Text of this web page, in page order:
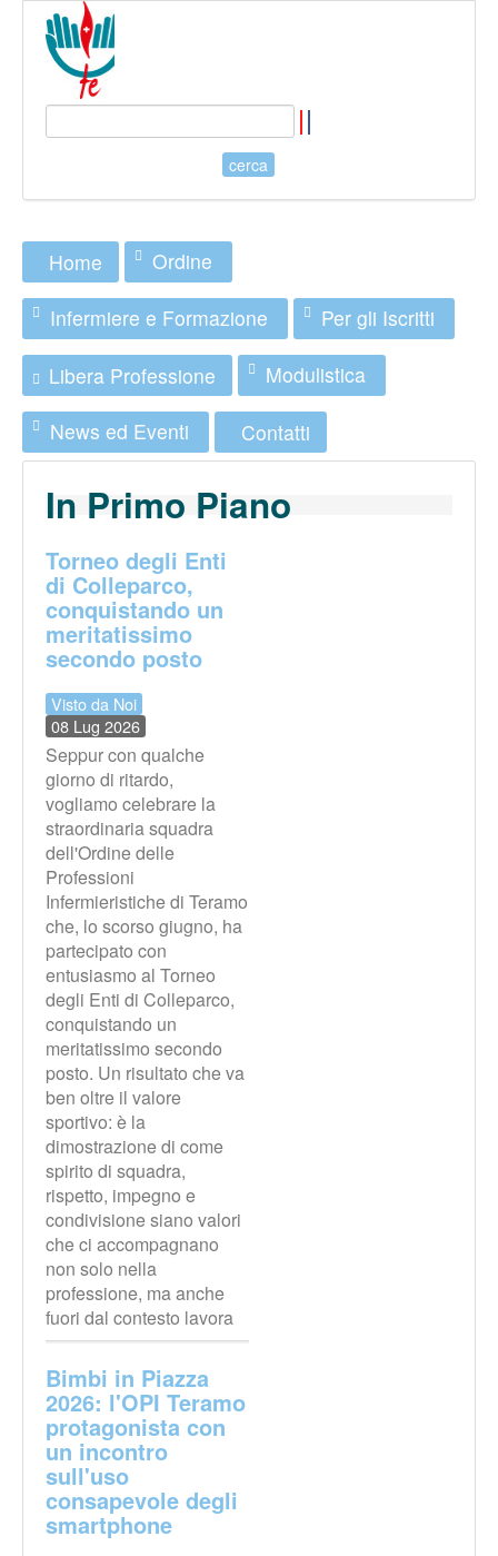
Home Ordine
Infermiere e Formazione Per gli Iscritti
Libera Professione Modulistica
News ed Eventi Contatti
In Primo Piano
Torneo degli Enti
di Colleparco,
conquistando un
meritatissimo
secondo posto
Visto da Noi
08 Lug 2026
Seppur con qualche
giorno di ritardo,
vogliamo celebrare la
straordinaria squadra
dell'Ordine delle
Professioni
Infermieristiche di Teramo
che, lo scorso giugno, ha
partecipato con
entusiasmo al Torneo
degli Enti di Colleparco,
conquistando un
meritatissimo secondo
posto. Un risultato che va
ben oltre il valore
sportivo: è la
dimostrazione di come
spirito di squadra,
rispetto, impegno e
condivisione siano valori
che ci accompagnano
non solo nella
professione, ma anche
fuori dal contesto lavora
Bimbi in Piazza
2026: l'OPI Teramo
protagonista con
un incontro
sull'uso
consapevole degli
smartphone